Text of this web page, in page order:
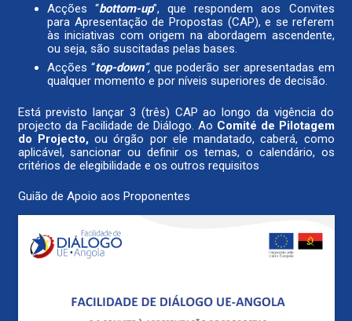
Acções “bottom-up”, que respondem aos Convites
para Apresentação de Propostas (CAP), e se referem
às iniciativas com origem na abordagem ascendente,
ou seja, são suscitadas pelas bases.
Acções “top-down”,que poderão ser apresentadas em
qualquer momento e por níveis superiores de decisão.
Está previsto lançar 3 (três) CAP ao longo da vigência do
projecto da Facilidade de Diálogo. Ao Comité de Pilotagem
do Projecto,ou órgão por ele mandatado, caberá, como
aplicável, sancionar ou definir os temas, o calendário, os
critérios de elegibilidade e os outros requisitos
Guião de Apoio aos Proponentes